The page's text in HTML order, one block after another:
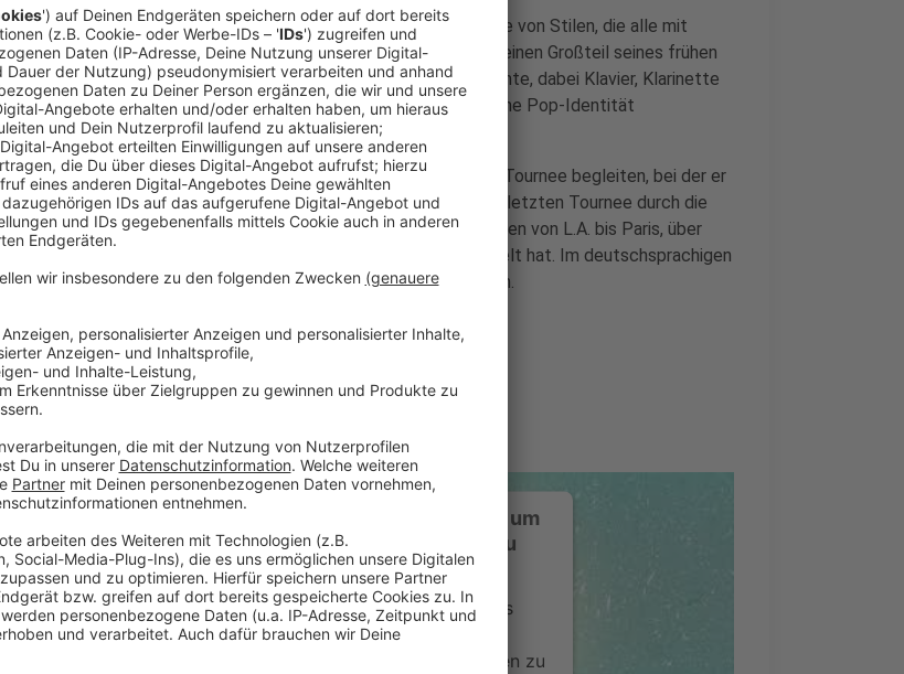
Das Album mit seinen zehn Songs bietet dabei eine breite Palette von Stilen, die alle mit
Simons’ Pop-Sensibilität verbunden sind. Simons erzählt, dass er einen Großteil seines frühen
Lebens mit dem Studium von Jazz und klassischer Musik verbrachte, dabei Klavier, Klarinette
und Gitarre lernte, bevor er als Songwriter seine eigene, melodische Pop-Identität
entwickelte.
Simons wird die Veröffentlichung im Mai mit einer ausgedehnten Tournee begleiten, bei der er
das kroatische Crossover-Duo "2Cellos" unterstützt, die auf ihrer letzten Tournee durch die
USA und Europa pilgern. Mit Auftritten in einigen der größten Arenen von L.A. bis Paris, über
London und Berlin ist dies die größte Tournee, die er bisher gespielt hat. Im deutschsprachigen
Raum wird der Songwriter für insgesamt sechs Termine dabei sein.
Anzeige
Anzeige
Wir benötigen Ihre Zustimmung, um
den YouTube Video-Service zu
laden!
Wir verwenden einen Service eines
Drittanbieters, um Videoinhalte
einzubetten. Dieser Service kann Daten zu